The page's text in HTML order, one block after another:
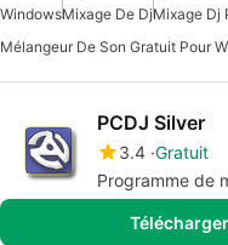
WindowsMixage De DjMixage Dj
PCDJ Silver
3.4 Gratuit
Programme de